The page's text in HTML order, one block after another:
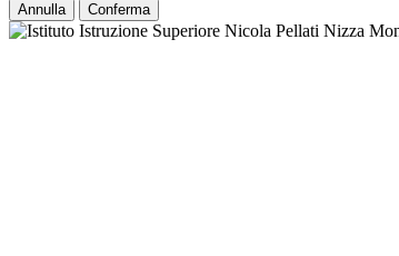
Annulla Conferma